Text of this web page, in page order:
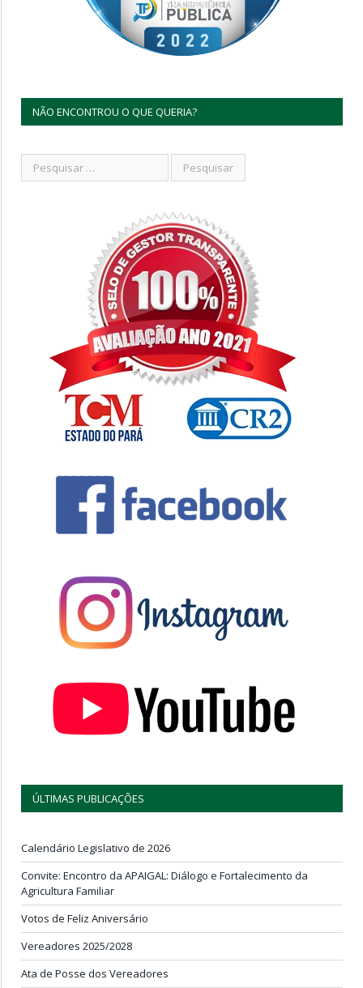
NÃO ENCONTROU O QUE QUERIA?
ÚLTIMAS PUBLICAÇÕES
Calendário Legislativo de 2026
Convite: Encontro da APAIGAL: Diálogo e Fortalecimento da
Agricultura Familiar
Votos de Feliz Aniversário
Vereadores 2025/2028
Ata de Posse dos Vereadores